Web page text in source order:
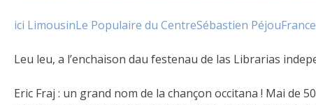
ici LimousinLe Populaire du CentreSébastien Péjou
Leu leu, a l’enchaison dau festenau de las Librarias
Eric Fraj : un grand nom de la chançon occitana ! Mai de